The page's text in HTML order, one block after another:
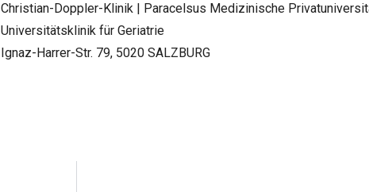
Christian-Doppler-Klinik | Paracelsus Medizinische
Universitätsklinik für Geriatrie
Ignaz-Harrer-Str. 79, 5020 SALZBURG